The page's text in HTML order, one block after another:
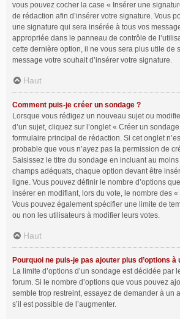
vous pouvez cocher la case « Insérer une
de rédaction afin d’insérer votre signature. Vous
une signature qui sera insérée à tous vos
appropriée dans le panneau de contrôle de
cette dernière option, il ne vous sera plus utile de
message votre souhait d’insérer votre signature.
Haut
Comment puis-je créer un sondage ?
Lorsque vous rédigez un nouveau sujet ou
d’un sujet, cliquez sur l’onglet « Créer un
formulaire principal de rédaction. Si cet onglet
probable que vous n’ayez pas la permission de
Saisissez le titre du sondage en incluant au
champs adéquats, chaque option devant être
ligne. Vous pouvez définir le nombre d’options
insérer en modifiant, lors du vote, le nombre des
Vous pouvez également spécifier une limite de
ou non les utilisateurs à modifier leurs votes.
Haut
Pourquoi ne puis-je pas ajouter plus d’options à
La limite d’options d’un sondage est décidée par
forum. Si le nombre d’options que vous pouvez
semble trop restreint, essayez de demander à un
s’il est possible de l’augmenter.